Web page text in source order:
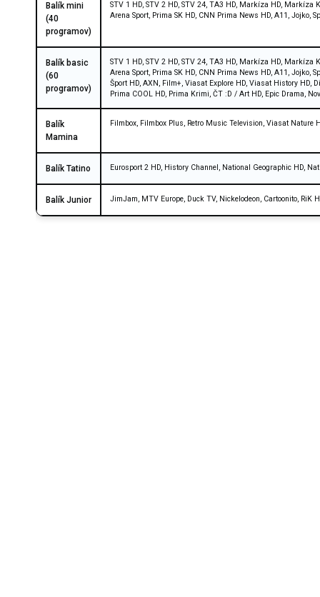
Balík mini
(40
programov)
STV 1 HD, STV 2 HD, STV 24, TA3 HD, Markíza HD, Markíza
Arena Sport, Prima SK HD, CNN Prima News HD, A11, Jojko,
Balík basic
(60
programov)
STV 1 HD, STV 2 HD, STV 24, TA3 HD, Markíza HD, Markíza
Arena Sport, Prima SK HD, CNN Prima News HD, A11, Jojko,
Šport HD, AXN, Film+, Viasat Explore HD, Viasat History HD,
Prima COOL HD, Prima Krimi, ČT :D / Art HD, Epic Drama,
Balík
Mamina
Filmbox, Filmbox Plus, Retro Music Television, Viasat Nature
Balík Tatino Eurosport 2 HD, History Channel, National Geographic HD,
Balík Junior JimJam, MTV Europe, Duck TV, Nickelodeon, Cartoonito, RiK